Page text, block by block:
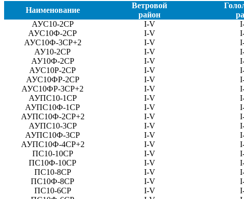
Наименование
Ветровой
район
АУС10-2СР
I-V
АУС10Ф-2СР
I-V
АУС10Ф-3СР+2
I-V
АУ10-2СР
I-V
АУ10Ф-2СР
I-V
АУС10Р-2СР
I-V
АУС10ФР-2СР
I-V
АУС10ФР-3СР+2
I-V
АУПС10-1СР
I-V
АУПС10Ф-1СР
I-V
АУПС10Ф-2СР+2
I-V
АУПС10-3СР
I-V
АУПС10Ф-3СР
I-V
АУПС10Ф-4СР+2
I-V
ПС10-10СР
I-V
ПС10Ф-10СР
I-V
ПС10-8СР
I-V
ПС10Ф-8СР
I-V
ПС10-6СР
I-V